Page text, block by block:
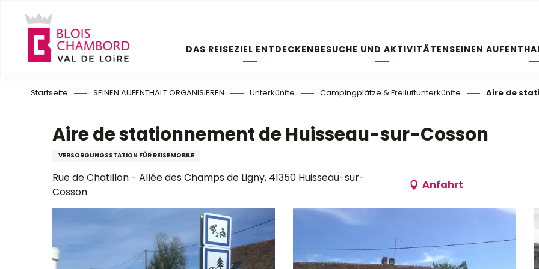
contenu
principal
DAS REISEZIEL ENTDECKENBESUCHE UND AKTIVITÄTENSEINEN
Startseite SEINEN AUFENTHALT ORGANISIEREN Unterkünfte Campingplätze & Freiluftunterkünfte Aire de
Aire de stationnement de Huisseau-sur-Cosson
VERSORGUNGSSTATION FÜR REISEMOBILE
Rue de Chatillon - Allée des Champs de Ligny, 41350 Huisseau-sur-
Cosson
Anfahrt